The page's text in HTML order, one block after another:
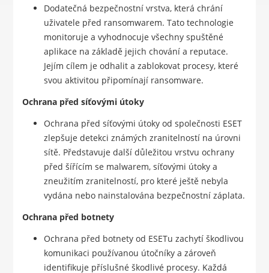
Dodatečná bezpečnostní vrstva, která chrání
uživatele před ransomwarem. Tato technologie
monitoruje a vyhodnocuje všechny spuštěné
aplikace na základě jejich chování a reputace.
Jejím cílem je odhalit a zablokovat procesy, které
svou aktivitou připomínají ransomware.
Ochrana před síťovými útoky
Ochrana před síťovými útoky od společnosti ESET
zlepšuje detekci známých zranitelností na úrovni
sítě. Představuje další důležitou vrstvu ochrany
před šířícím se malwarem, síťovými útoky a
zneužitím zranitelností, pro které ještě nebyla
vydána nebo nainstalována bezpečnostní záplata.
Ochrana před botnety
Ochrana před botnety od ESETu zachytí škodlivou
komunikaci používanou útočníky a zároveň
identifikuje příslušné škodlivé procesy. Každá